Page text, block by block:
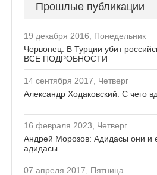
Прошлые публикации
19 декабря 2016, Понедельник
Червонец: В Турции убит
ВСЕ ПОДРОБНОСТИ
14 сентября 2017, Четверг
Александр Ходаковский: С чего
16 февраля 2023, Четверг
Андрей Морозов: Адидасы они и
адидасы
07 апреля 2017, Пятница